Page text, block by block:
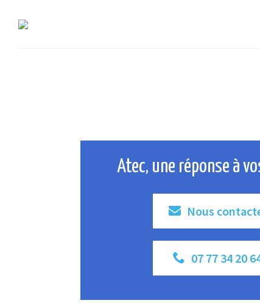
Atec, une réponse à
Nous
07 77 34 20